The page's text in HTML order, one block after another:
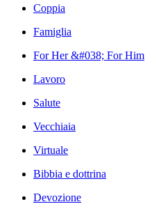
Coppia
Famiglia
For Her &#038; For Him
Lavoro
Salute
Vecchiaia
Virtuale
Bibbia e dottrina
Devozione